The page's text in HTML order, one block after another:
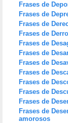
Frases de
Frases de
Frases de
Frases de
Frases de
Frases de
Frases de
Frases de
Frases de
Frases de
Frases de
Frases de
amorosos